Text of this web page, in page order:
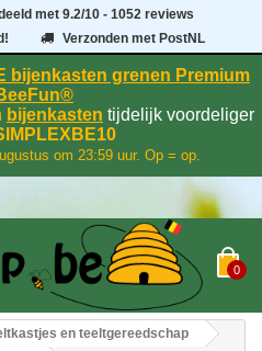
met9.2/10 - 1052 reviews
Verzonden met PostNL
bijenkasten grenen Premium
bijenkasten tijdelijk voordeliger
om 23:59 uur. Op = op.
0
en teeltgereedschap